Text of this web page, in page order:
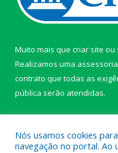
Muito mais que criar site ou
Realizamos uma assessoria
contrato que todas as
pública serão atendidas.
Nós usamos cookies
navegação no portal. Ao